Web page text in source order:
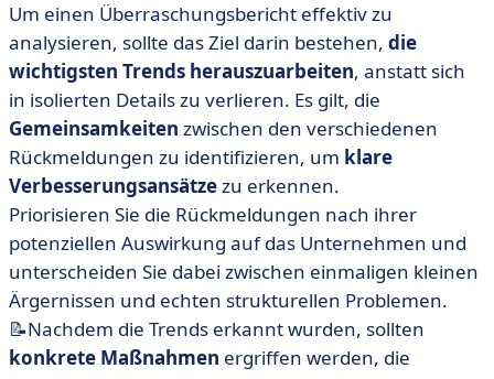
Um einen Überraschungsbericht effektiv zu
analysieren, sollte das Ziel darin bestehen, die
wichtigsten Trends herauszuarbeiten, anstatt sich
in isolierten Details zu verlieren. Es gilt, die
Gemeinsamkeiten zwischen den verschiedenen
Rückmeldungen zu identifizieren, um klare
Verbesserungsansätzezu erkennen.
Priorisieren Sie die Rückmeldungen nach ihrer
potenziellen Auswirkung auf das Unternehmen und
unterscheiden Sie dabei zwischen einmaligen kleinen
Ärgernissen und echten strukturellen Problemen.
📝Nachdem die Trends erkannt wurden, sollten
konkrete Maßnahmen ergriffen werden, die